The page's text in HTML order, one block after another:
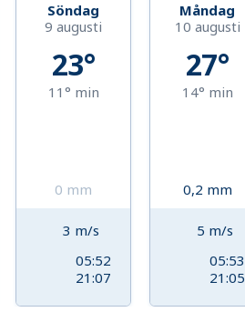
Söndag
9 augusti
23°
11° min
0 mm
3 m/s
05:52
21:07
Måndag
10 augusti
27°
14° min
0,2 mm
5 m/s
05:53
21:05